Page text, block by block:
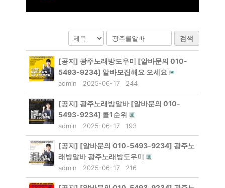
검색
[공지] 광주노래방도우미 [알바문의 010-
5493-9234] 알바모집해요 오세요
admin 2025-06-17 244
[공지] 광주노래방알바 [알바문의 010-
5493-9234] 콜1순위
admin 2025-06-17 193
[공지] [알바문의 010-5493-9234] 광주노
래방알바 광주노래방도우미
admin 2025-06-17 216